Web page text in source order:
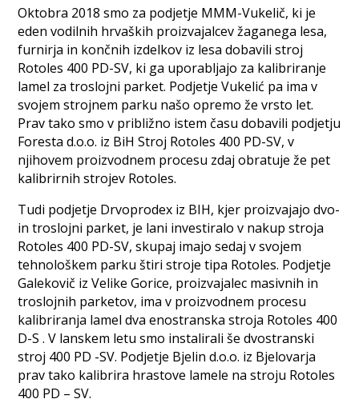
Oktobra 2018 smo za podjetje MMM-Vukelič, ki je
eden vodilnih hrvaških proizvajalcev žaganega lesa,
furnirja in končnih izdelkov iz lesa dobavili stroj
Rotoles 400 PD-SV, ki ga uporabljajo za kalibriranje
lamel za troslojni parket. Podjetje Vukelić pa ima v
svojem strojnem parku našo opremo že vrsto let.
Prav tako smo v približno istem času dobavili podjetju
Foresta d.o.o. iz BiH Stroj Rotoles 400 PD-SV, v
njihovem proizvodnem procesu zdaj obratuje že pet
kalibrirnih strojev Rotoles.
Tudi podjetje Drvoprodex iz BIH, kjer proizvajajo dvo-
in troslojni parket, je lani investiralo v nakup stroja
Rotoles 400 PD-SV, skupaj imajo sedaj v svojem
tehnološkem parku štiri stroje tipa Rotoles. Podjetje
Galekovič iz Velike Gorice, proizvajalec masivnih in
troslojnih parketov, ima v proizvodnem procesu
kalibriranja lamel dva enostranska stroja Rotoles 400
D-S . V lanskem letu smo instalirali še dvostranski
stroj 400 PD -SV. Podjetje Bjelin d.o.o. iz Bjelovarja
prav tako kalibrira hrastove lamele na stroju Rotoles
400 PD – SV.